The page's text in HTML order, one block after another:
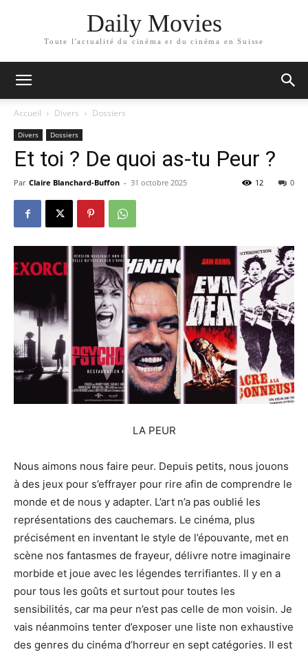
Daily Movies
Toute l'actualité du cinéma et du cinéma en Suisse
Accueil Divers Dossiers
Divers Dossiers
Et toi ? De quoi as-tu Peur ?
Par Claire Blanchard-Buffon - 31 octobre 2025 0
12
LA PEUR
Nous aimons nous faire peur. Depuis petits, nous jouons
à des jeux pour s’effrayer pour rire afin de comprendre le
monde et de nous y adapter. L’art n’a pas oublié les
représentations des cauchemars. Le cinéma, plus
précisément en inventant le style de l’épouvante, met en
scène nos fantasmes de frayeur, délivre notre imaginaire
morbide et joue avec les légendes terrifiantes. Il y en a
pour tous les goûts et surtout pour toutes les
sensibilités, car ma peur n’est pas celle de mon voisin. Je
vais néanmoins tenter d’exposer une liste non exhaustive
des genres du cinéma d’horreur en sept catégories. Il est